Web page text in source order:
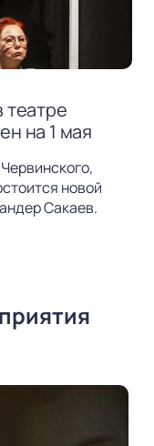
театре
на 1 мая
новой
Сакаев.